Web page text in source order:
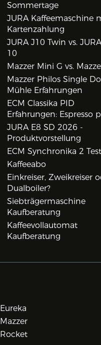
Sommertage
JURA Kaffeemaschine
Kartenzahlung
JURA J10 Twin vs.
10
Mazzer Mini G vs.
Mazzer Philos Single
Mühle Erfahrungen
ECM Classika PID
Erfahrungen: Espresso
JURA E8 SD 2026 -
Produktvorstellung
ECM Synchronika 2 Test
Kaffeeabo
Einkreiser, Zweikreiser
Dualboiler?
Siebträgermaschine
Kaufberatung
Kaffeevollautomat
Kaufberatung
Eureka
Mazzer
Rocket